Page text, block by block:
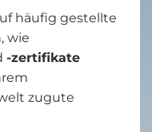
häufig gestellte
wie
-zertifikate
zugute